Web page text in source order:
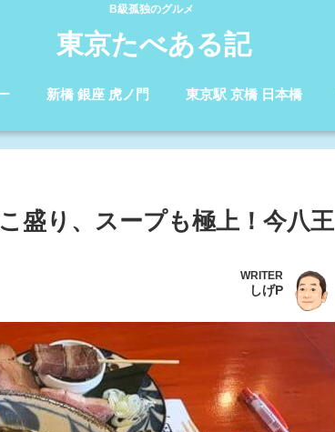
B級孤独のグルメ
東京たべある記
新橋 銀座 虎ノ門 東京駅 京橋 日本橋
盛り、スープも極上！今八王
WRITER
しげP